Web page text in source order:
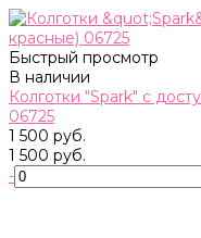
Быстрый просмотр
В наличии
Колготки "Spark" с
06725
1 500 руб.
1 500 руб.
-